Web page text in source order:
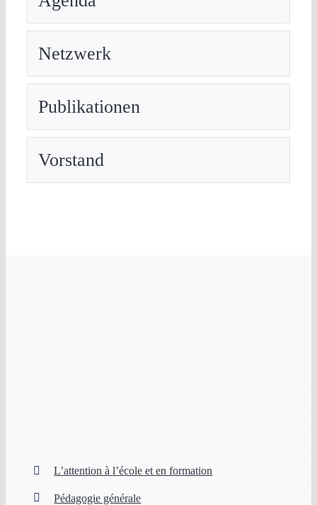
Netzwerk
Publikationen
Vorstand
L’attention à l’école et en formation
Pédagogie générale